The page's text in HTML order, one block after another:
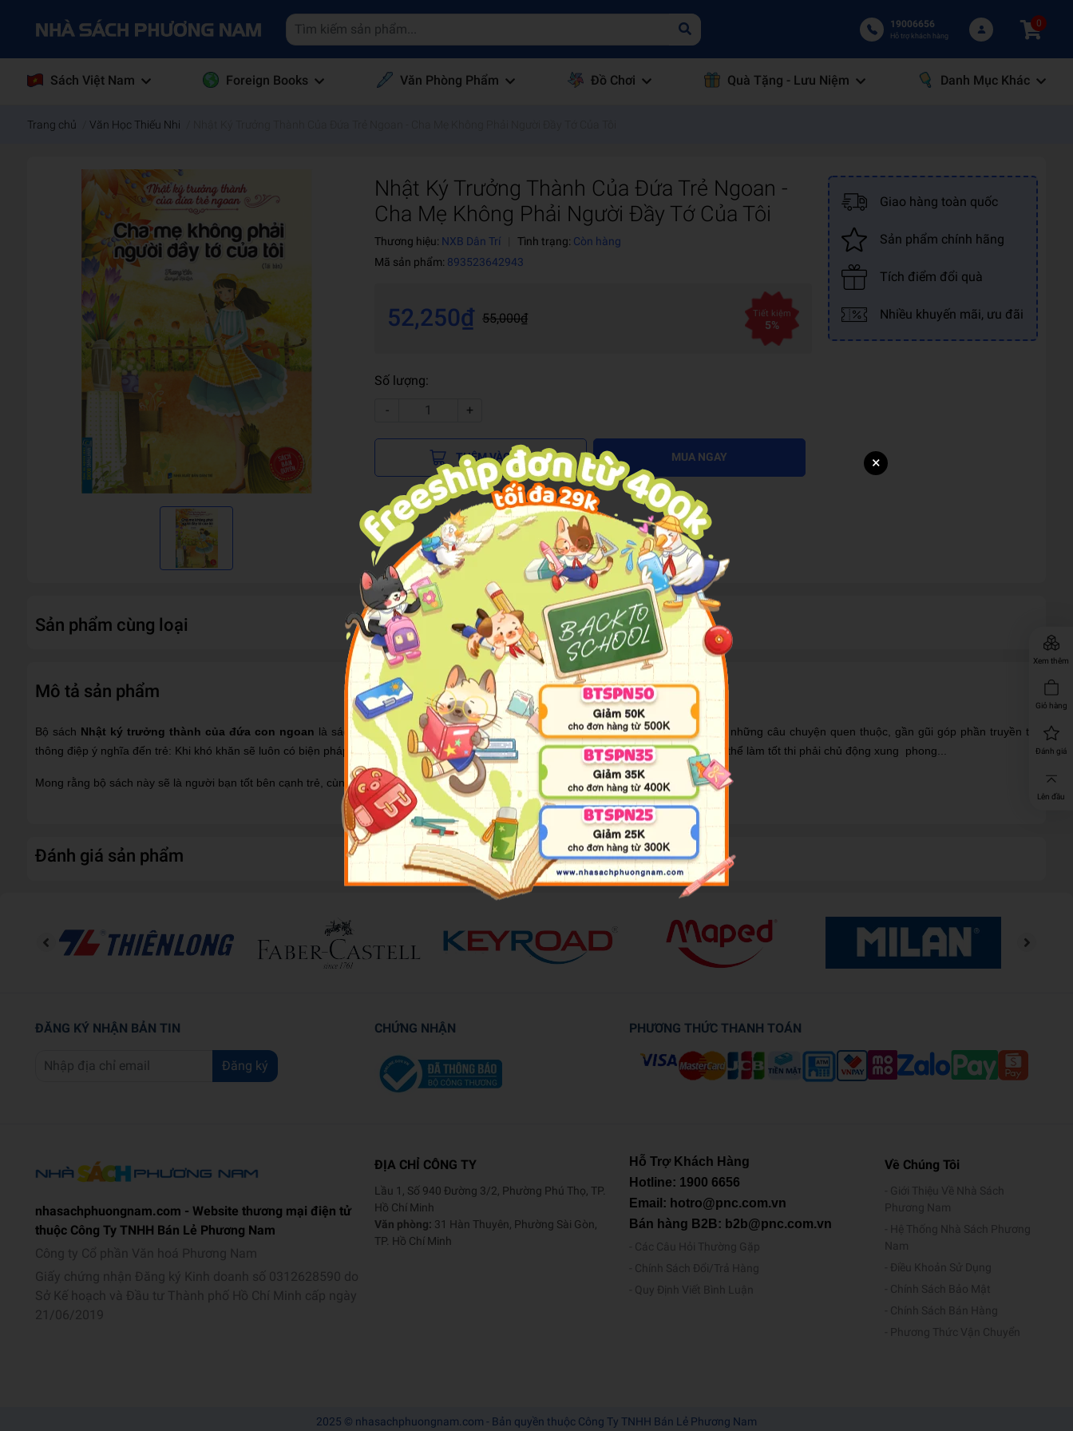
19006656
Hỗ trợ khách hàng
0
Sách Việt Nam Foreign Books Văn Phòng Phẩm Đồ Chơi Quà Tặng - Lưu Niệm Danh Mục Khác
Xem thêm
Giỏ hàng
Đánh giá
Lên đầu
Trang chủ Văn Học Thiếu Nhi
Nhật Ký Trưởng Thành Của Đứa Trẻ Ngoan -
Cha Mẹ Không Phải Người Đầy Tớ Của Tôi
Thương hiệu: NXB Dân Trí Tình trạng: Còn hàng
Mã sản phẩm: 893523642943
52,250₫ 55,000₫ Tiết kiệm
5%
Số lượng:
-
+
THÊM VÀO GIỎ MUA NGAY
Giao hàng toàn quốc
Sản phẩm chính hãng
Tích điểm đổi quà
Nhiều khuyến mãi, ưu đãi
Sản phẩm cùng loại
Mô tả sản phẩm
Bộ sách Nhật ký trưởng thành của đứa con ngoan là sách kỹ năng sống dành cho học sinh từ 6 đến 12 tuổi được biên soạn gồm những câu chuyện quen thuộc, gần gũi góp phần truyền tải
thông điệp ý nghĩa đến trẻ: Khi khó khăn sẽ luôn có biện pháp khắc phục; học tập tuy vất vả nhưng úng rất vui; nếu gặp chuyện mình có thể làm tốt thi phải chủ động xung phong...
Mong rằng bộ sách này sẽ là người bạn tốt bên cạnh trẻ, cùng trẻ trưởng thành!
Đánh giá sản phẩm
ĐĂNG KÝ NHẬN BẢN TIN
Đăng ký
CHỨNG NHẬN PHƯƠNG THỨC THANH TOÁN
nhasachphuongnam.com - Website thương mại điện tử
thuộc Công Ty TNHH Bán Lẻ Phương Nam
Công ty Cổ phần Văn hoá Phương Nam
Giấy chứng nhận Đăng ký Kinh doanh số 0312628590 do
Sở Kế hoạch và Đầu tư Thành phố Hồ Chí Minh cấp ngày
21/06/2019
ĐỊA CHỈ CÔNG TY
Lầu 1, Số 940 Đường 3/2, Phường Phú Thọ, TP.
Hồ Chí Minh
Văn phòng: 31 Hàn Thuyên, Phường Sài Gòn,
TP. Hồ Chí Minh
Hỗ Trợ Khách Hàng
Hotline: 1900 6656
Email: hotro@pnc.com.vn
Bán hàng B2B: b2b@pnc.com.vn
Các Câu Hỏi Thường Gặp
Chính Sách Đổi/Trả Hàng
Quy Định Viết Bình Luận
Về Chúng Tôi
Giới Thiệu Về Nhà Sách
Phương Nam
Hệ Thống Nhà Sách Phương
Nam
Điều Khoản Sử Dụng
Chính Sách Bảo Mật
Chính Sách Bán Hàng
Phương Thức Vận Chuyển
2025 © nhasachphuongnam.com - Bản quyền thuộc Công Ty TNHH Bán Lẻ Phương Nam
×